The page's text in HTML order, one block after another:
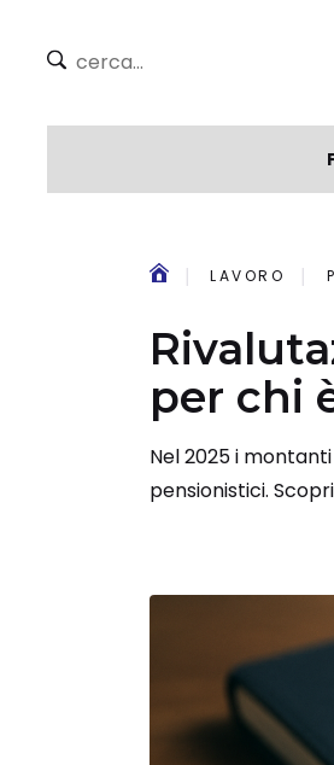
LAVORO
per chi
Nel 2025 i
pensionistici.